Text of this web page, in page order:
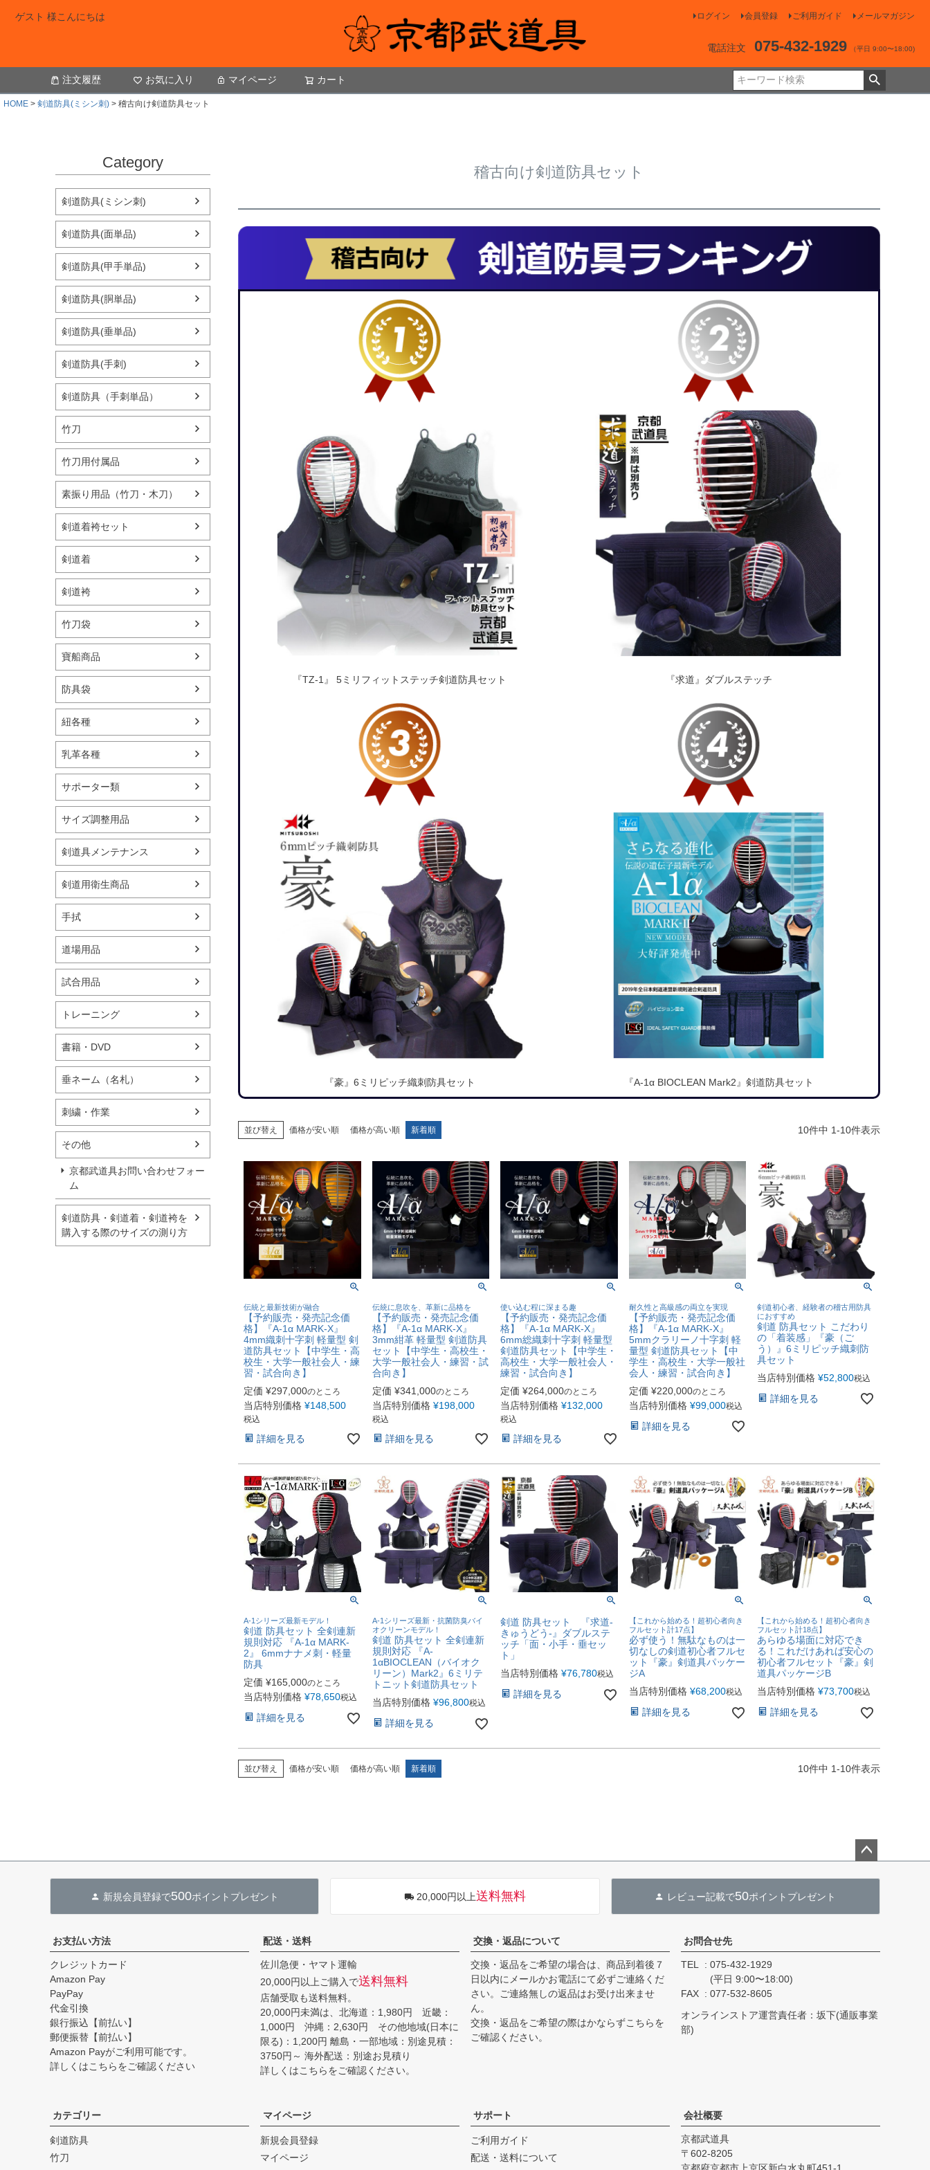
ゲスト 様こんにちは ログイン 会員登録 ご利用ガイド メールマガジン
電話注文 075-432-1929 （平日 9:00〜18:00)
注文履歴 お気に入り マイページ カート
HOME 剣道防具(ミシン刺) 稽古向け剣道防具セット
Category
剣道防具(ミシン刺)
剣道防具(面単品)
剣道防具(甲手単品)
剣道防具(胴単品)
剣道防具(垂単品)
剣道防具(手刺)
剣道防具（手刺単品）
竹刀
竹刀用付属品
素振り用品（竹刀・木刀）
剣道着袴セット
剣道着
剣道袴
竹刀袋
寶船商品
防具袋
紐各種
乳革各種
サポーター類
サイズ調整用品
剣道具メンテナンス
剣道用衛生商品
手拭
道場用品
試合用品
トレーニング
書籍・DVD
垂ネーム（名札）
刺繍・作業
その他
京都武道具お問い合わせフォー
ム
剣道防具・剣道着・剣道袴を
購入する際のサイズの測り方
稽古向け剣道防具セット
『TZ-1』 5ミリフィットステッチ剣道防具セット 『求道』ダブルステッチ
『豪』6ミリピッチ織刺防具セット 『A-1α BIOCLEAN Mark2』剣道防具セット
並び替え 価格が安い順 価格が高い順 新着順 10件中 1-10件表示
伝統と最新技術が融合
【予約販売・発売記念価
格】『A-1α MARK-X』
4mm織刺十字刺 軽量型 剣
道防具セット【中学生・高
校生・大学一般社会人・練
習・試合向き】
定価 ¥297,000のところ
当店特別価格 ¥148,500
税込
詳細を見る
伝統に息吹を、革新に品格を
【予約販売・発売記念価
格】『A-1α MARK-X』
3mm紺革 軽量型 剣道防具
セット【中学生・高校生・
大学一般社会人・練習・試
合向き】
定価 ¥341,000のところ
当店特別価格 ¥198,000
税込
詳細を見る
使い込む程に深まる趣
【予約販売・発売記念価
格】『A-1α MARK-X』
6mm総織刺十字刺 軽量型
剣道防具セット【中学生・
高校生・大学一般社会人・
練習・試合向き】
定価 ¥264,000のところ
当店特別価格 ¥132,000
税込
詳細を見る
耐久性と高級感の両立を実現
【予約販売・発売記念価
格】『A-1α MARK-X』
5mmクラリーノ十字刺 軽
量型 剣道防具セット【中
学生・高校生・大学一般社
会人・練習・試合向き】
定価 ¥220,000のところ
当店特別価格 ¥99,000税込
詳細を見る
剣道初心者、経験者の稽古用防具
におすすめ
剣道 防具セット こだわり
の「着装感」『豪（ご
う）』6ミリピッチ織刺防
具セット
当店特別価格 ¥52,800税込
詳細を見る
A-1シリーズ最新モデル！
剣道 防具セット 全剣連新
規則対応 『A-1α MARK-
2』 6mmナナメ刺・軽量
防具
定価 ¥165,000のところ
当店特別価格 ¥78,650税込
詳細を見る
A-1シリーズ最新・抗菌防臭バイ
オクリーンモデル！
剣道 防具セット 全剣連新
規則対応 『A-
1αBIOCLEAN（バイオク
リーン）Mark2』6ミリテ
トニット剣道防具セット
当店特別価格 ¥96,800税込
詳細を見る
剣道 防具セット 『求道-
きゅうどう-』ダブルステ
ッチ「面・小手・垂セッ
ト」
当店特別価格 ¥76,780税込
詳細を見る
【これから始める！超初心者向き
フルセット計17点】
必ず使う！無駄なものは一
切なしの剣道初心者フルセ
ット『豪』剣道具パッケー
ジA
当店特別価格 ¥68,200税込
詳細を見る
【これから始める！超初心者向き
フルセット計18点】
あらゆる場面に対応でき
る！これだけあれば安心の
初心者フルセット『豪』剣
道具パッケージB
当店特別価格 ¥73,700税込
詳細を見る
並び替え 価格が安い順 価格が高い順 新着順 10件中 1-10件表示
へ
新規会員登録で500ポイントプレゼント 20,000円以上送料無料 レビュー記載で50ポイントプレゼント
お支払い方法
クレジットカード
Amazon Pay
PayPay
代金引換
銀行振込【前払い】
郵便振替【前払い】
Amazon Payがご利用可能です。
詳しくはこちらをご確認ください
配送・送料
佐川急便・ヤマト運輸
20,000円以上ご購入で送料無料
店舗受取も送料無料。
20,000円未満は、北海道：1,980円 近畿：
1,000円 沖縄：2,630円 その他地域(日本に
限る)：1,200円 離島・一部地域：別途見積：
3750円～ 海外配送：別途お見積り
詳しくはこちらをご確認ください。
交換・返品について
交換・返品をご希望の場合は、商品到着後７
日以内にメールかお電話にて必ずご連絡くだ
さい。ご連絡無しの返品はお受け出来ませ
ん。
交換・返品をご希望の際はかならずこちらを
ご確認ください。
お問合せ先
TEL
075-432-1929
(平日 9:00〜18:00)
FAX
077-532-8605
オンラインストア運営責任者：坂下(通販事業
部)
カテゴリー
剣道防具
竹刀
マイページ
新規会員登録
マイページ
サポート
ご利用ガイド
配送・送料について
会社概要
京都武道具
602-8205